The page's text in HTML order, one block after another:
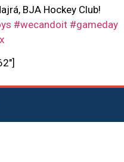
BJA Hockey Club!
#wecandoit #gameday